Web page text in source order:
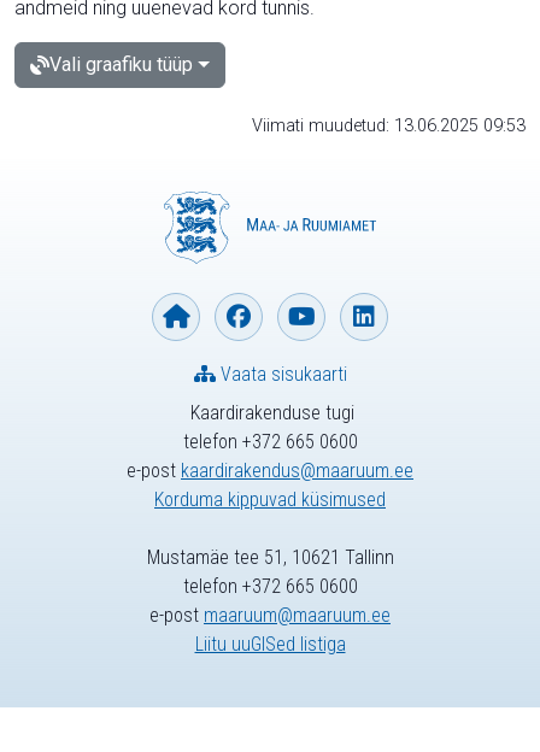
andmeid ning uuenevad kord tunnis.
Vali graafiku tüüp
Viimati muudetud: 13.06.2025 09:53
Kaardirakenduse tugi
telefon +372 665 0600
e-post kaardirakendus@maaruum.ee
Korduma kippuvad küsimused
Vaata sisukaarti
Mustamäe tee 51, 10621 Tallinn
telefon +372 665 0600
e-post maaruum@maaruum.ee
Liitu uuGISed listiga